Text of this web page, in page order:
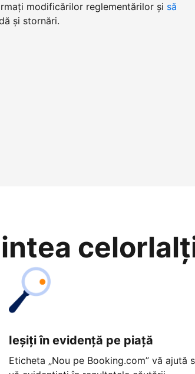
modificărilor reglementărilor și să
și stornări.
Ieșiți în evidență pe piață
Eticheta „Nou pe Booking.com” vă ajută